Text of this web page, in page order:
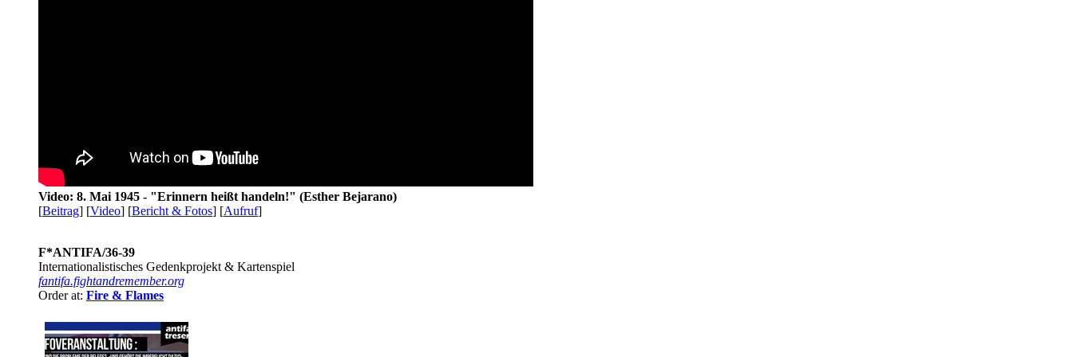
Video: 8. Mai 1945 - "Erinnern heißt handeln!" (Esther Bejarano)
[Beitrag] [Video] [Bericht & Fotos] [Aufruf]
F*ANTIFA/36-39
Internationalistisches Gedenkprojekt & Kartenspiel
fantifa.fightandremember.org
Order at: Fire & Flames